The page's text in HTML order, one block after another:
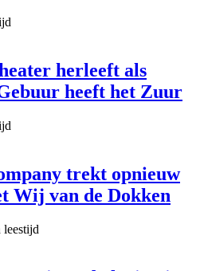
herleeft als
heeft het Zuur
trekt opnieuw
Wij van de Dokken
leestijd